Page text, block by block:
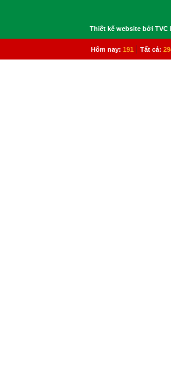
Thiết kế website bởi TVC
Hôm nay: 191 | Tất cả: